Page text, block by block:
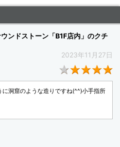
ンドストーン「B1F店内」のクチ
2023年11月27日
洞窟のような造りですね(^^)小手指所